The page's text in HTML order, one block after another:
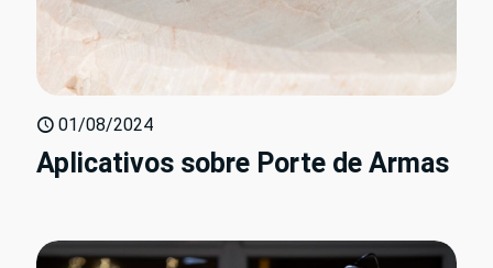
01/08/2024
Aplicativos sobre Porte de Armas